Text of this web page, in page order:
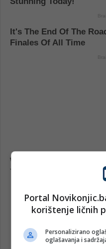
Portal
korištenje ličnih
Personalizirano
oglašavanja i